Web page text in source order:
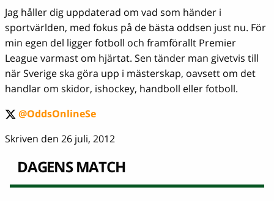
Jag håller dig uppdaterad om vad som händer i
sportvärlden, med fokus på de bästa oddsen just nu. För
min egen del ligger fotboll och framförallt Premier
League varmast om hjärtat. Sen tänder man givetvis till
när Sverige ska göra upp i mästerskap, oavsett om det
handlar om skidor, ishockey, handboll eller fotboll.
twitter
@OddsOnlineSe
Skriven den 26 juli, 2012
DAGENS MATCH